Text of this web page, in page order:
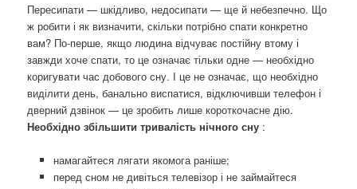
Пересипати — шкідливо, недосипати — ще й небезпечно. Що
ж робити і як визначити, скільки потрібно спати конкретно
вам? По-перше, якщо людина відчуває постійну втому і
завжди хоче спати, то це означає тільки одне — необхідно
коригувати час добового сну. І це не означає, що необхідно
виділити день, банально виспатися, відключивши телефон і
дверний дзвінок — це зробить лише короткочасне дію.
Необхідно збільшити тривалість нічного сну :
намагайтеся лягати якомога раніше;
перед сном не дивіться телевізор і не займайтеся